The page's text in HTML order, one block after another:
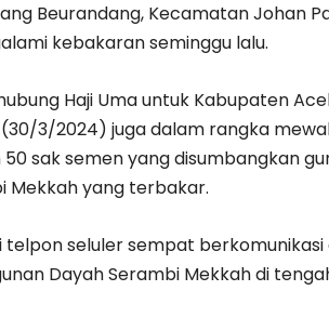
Beurandang, Kecamatan Johan
kebakaran seminggu lalu.
Haji Uma untuk Kabupaten
3/2024) juga dalam rangka
sak semen yang disumbangkan
Mekkah yang terbakar.
telpon seluler sempat
Dayah Serambi Mekkah di